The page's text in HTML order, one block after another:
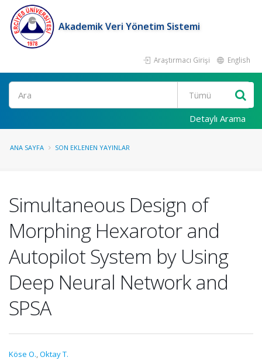
Akademik Veri Yönetim Sistemi
Araştırmacı Girişi English
Ara
Detaylı Arama
ANA SAYFA SON EKLENEN YAYINLAR
Simultaneous Design of
Morphing Hexarotor and
Autopilot System by Using
Deep Neural Network and
SPSA
Köse O.,Oktay T.